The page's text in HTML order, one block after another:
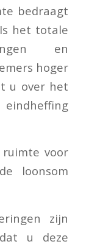
bedraagt
het totale
en
hoger
u over het
voor
loonsom
zijn
u deze